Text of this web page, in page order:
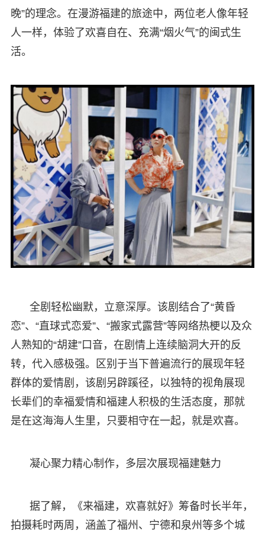
晚”的理念。在漫游福建的旅途中，两位老人像年轻
人一样，体验了欢喜自在、充满“烟火气”的闽式生
活。
全剧轻松幽默，立意深厚。该剧结合了“黄昏
恋”、“直球式恋爱”、“搬家式露营”等网络热梗以及众
人熟知的“胡建”口音，在剧情上连续脑洞大开的反
转，代入感极强。区别于当下普遍流行的展现年轻
群体的爱情剧，该剧另辟蹊径，以独特的视角展现
长辈们的幸福爱情和福建人积极的生活态度，那就
是在这海海人生里，只要相守在一起，就是欢喜。
凝心聚力精心制作，多层次展现福建魅力
据了解，《来福建，欢喜就好》筹备时长半年，
拍摄耗时两周，涵盖了福州、宁德和泉州等多个城